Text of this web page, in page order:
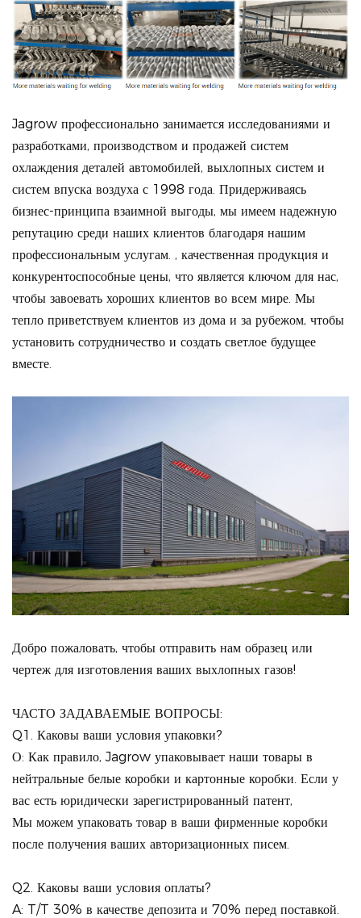
Jagrow профессионально занимается исследованиями и
разработками, производством и продажей систем
охлаждения деталей автомобилей, выхлопных систем и
систем впуска воздуха с 1998 года. Придерживаясь
бизнес-принципа взаимной выгоды, мы имеем надежную
репутацию среди наших клиентов благодаря нашим
профессиональным услугам. , качественная продукция и
конкурентоспособные цены, что является ключом для нас,
чтобы завоевать хороших клиентов во всем мире. Мы
тепло приветствуем клиентов из дома и за рубежом, чтобы
установить сотрудничество и создать светлое будущее
вместе.
Добро пожаловать, чтобы отправить нам образец или
чертеж для изготовления ваших выхлопных газов!
ЧАСТО ЗАДАВАЕМЫЕ ВОПРОСЫ:
Q1. Каковы ваши условия упаковки?
О: Как правило, Jagrow упаковывает наши товары в
нейтральные белые коробки и картонные коробки. Если у
вас есть юридически зарегистрированный патент,
Мы можем упаковать товар в ваши фирменные коробки
после получения ваших авторизационных писем.
Q2. Каковы ваши условия оплаты?
A: T/T 30% в качестве депозита и 70% перед поставкой.